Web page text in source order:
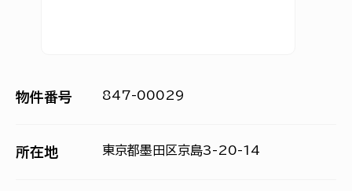
物件番号 847-00029
所在地 東京都墨田区京島3-20-14